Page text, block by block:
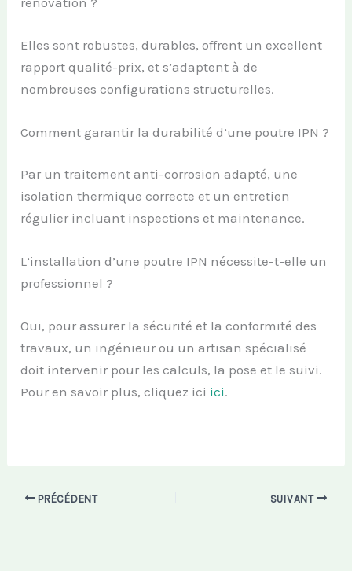
Elles sont robustes, durables, offrent un excellent
rapport qualité-prix, et s’adaptent à de
nombreuses configurations structurelles.
Comment garantir la durabilité d’une poutre IPN ?
Par un traitement anti-corrosion adapté, une
isolation thermique correcte et un entretien
régulier incluant inspections et maintenance.
L’installation d’une poutre IPN nécessite-t-elle un
professionnel ?
Oui, pour assurer la sécurité et la conformité des
travaux, un ingénieur ou un artisan spécialisé
doit intervenir pour les calculs, la pose et le suivi.
Pour en savoir plus, cliquez ici ici.
PRÉCÉDENT SUIVANT